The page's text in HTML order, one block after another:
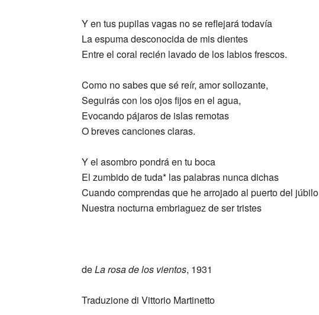
Y en tus pupilas vagas no se reflejará todavía
La espuma desconocida de mis dientes
Entre el coral recién lavado de los labios frescos.
Como no sabes que sé reír, amor sollozante,
Seguirás con los ojos fijos en el agua,
Evocando pájaros de islas remotas
O breves canciones claras.
Y el asombro pondrá en tu boca
El zumbido de tuda* las palabras nunca dichas
Cuando comprendas que he arrojado al puerto del júbilo
Nuestra nocturna embriaguez de ser tristes
deLa rosa de los vientos, 1931
Traduzione di Vittorio Martinetto